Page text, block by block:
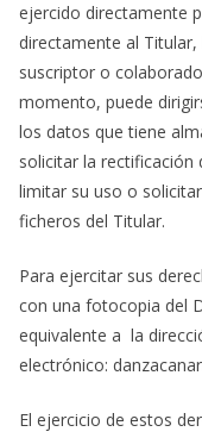
ejercido directamente
directamente al
suscriptor o
momento, puede
los datos que tiene
solicitar la
limitar su uso o
ficheros del Titular.
Para ejercitar sus
con una fotocopia del
equivalente a la
electrónico:
El ejercicio de estos